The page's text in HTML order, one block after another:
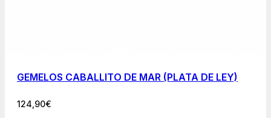
GEMELOS CABALLITO DE MAR (PLATA DE LEY)
124,90€